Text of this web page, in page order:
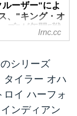
ーザー"によ
、"キング・オ
ズ"が年間5戦
になりまし
+ α
グナセカで初開
を集めた、アメ
を競技車とする
レースであ
lrnc.cc
シリーズ
タイラー オハ
ロイ ハーフォ
ンディアン